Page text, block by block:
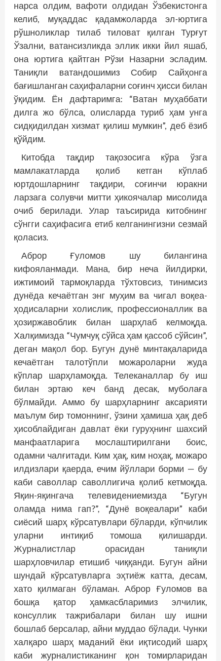
нарса олдим, вафоти олдидан Ўзбекистонга
келиб, муқаддас қадамжоларда эл-юртига
рўшноликлар тилаб тиловат қилган Турғут
Ўзални, ватансизликда эллик икки йил яшаб,
она юртига қайтган Рўзи Назарни эсладим.
Таниқли ватандошимиз Собир Сайҳонга
бағишланган саҳифаларни соғинч ҳисси билан
ўқидим. Ён дафтаримга: “Ватан муҳаббати
дилга жо бўлса, олисларда туриб ҳам унга
сидқидилдан хизмат қилиш мумкин”, деб ёзиб
қўйдим.
Китобда тақдир тақозосига кўра ўзга
мамлакатларда қолиб кетган кўплаб
юртдошларнинг тақдири, соғинчи юракни
ларзага солувчи митти ҳикоячалар мисолида
очиб берилади. Улар таъсирида китобнинг
сўнгги саҳифасига етиб келганингизни сезмай
қоласиз.
Аброр Ғуломов шу билангина
кифояланмади. Мана, бир неча йилдирки,
ижтимоий тармоқларда тўхтовсиз, тинимсиз
дунёда кечаётган энг муҳим ва чигал воқеа-
ҳодисаларни холислик, профессионаллик ва
ҳозиржавоблик билан шарҳлаб келмоқда.
Халқимизда “Чумчуқ сўйса ҳам қассоб сўйсин”,
деган мақол бор. Бугун дунё минтақаларида
кечаётган талотўпли можароларни жуда
кўплар шарҳламоқда. Телеканаллар бу иш
билан эртаю кеч банд десак, муболаға
бўлмайди. Аммо бу шарҳларнинг аксарияти
маълум бир томоннинг, ўзини ҳамиша ҳақ деб
ҳисоблайдиган давлат ёки гуруҳнинг шахсий
манфаатларига мослаштирилгани боис,
одамни чалғитади. Ким ҳақ, ким ноҳақ, можаро
илдизлари қаерда, ечим йўллари борми — бу
каби саволлар саволлигича қолиб кетмоқда.
Яқин-яқингача телевидениемизда “Бугун
оламда нима гап?”, “Дунё воқеалари” каби
сиёсий шарҳ кўрсатувлари бўларди, кўпчилик
уларни интиқиб томоша қилишарди.
Журналистлар орасидан таниқли
шарҳловчилар етишиб чиққанди. Бугун айни
шундай кўрсатувларга эҳтиёж катта, десам,
хато қилмаган бўламан. Аброр Ғуломов ва
бошқа қатор ҳамкасбларимиз элчилик,
консуллик тажрибалари билан шу ишни
бошлаб берсалар, айни муддао бўлади. Чунки
халқаро шарҳ маданий ёки иқтисодий шарҳ
каби журналистиканинг қон томирларидан